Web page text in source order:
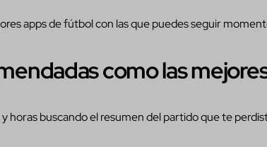
apps de fútbol con las que puedes seguir
como las
horas buscando el resumen del partido que te